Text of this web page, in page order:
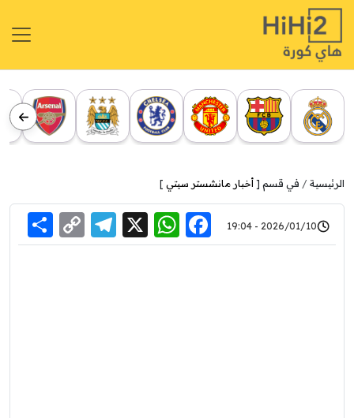
الرئيسية في قسم [ أخبار مانشستر سيتي ]
2026/01/10 - 19:04
Facebook
WhatsApp
X
Link